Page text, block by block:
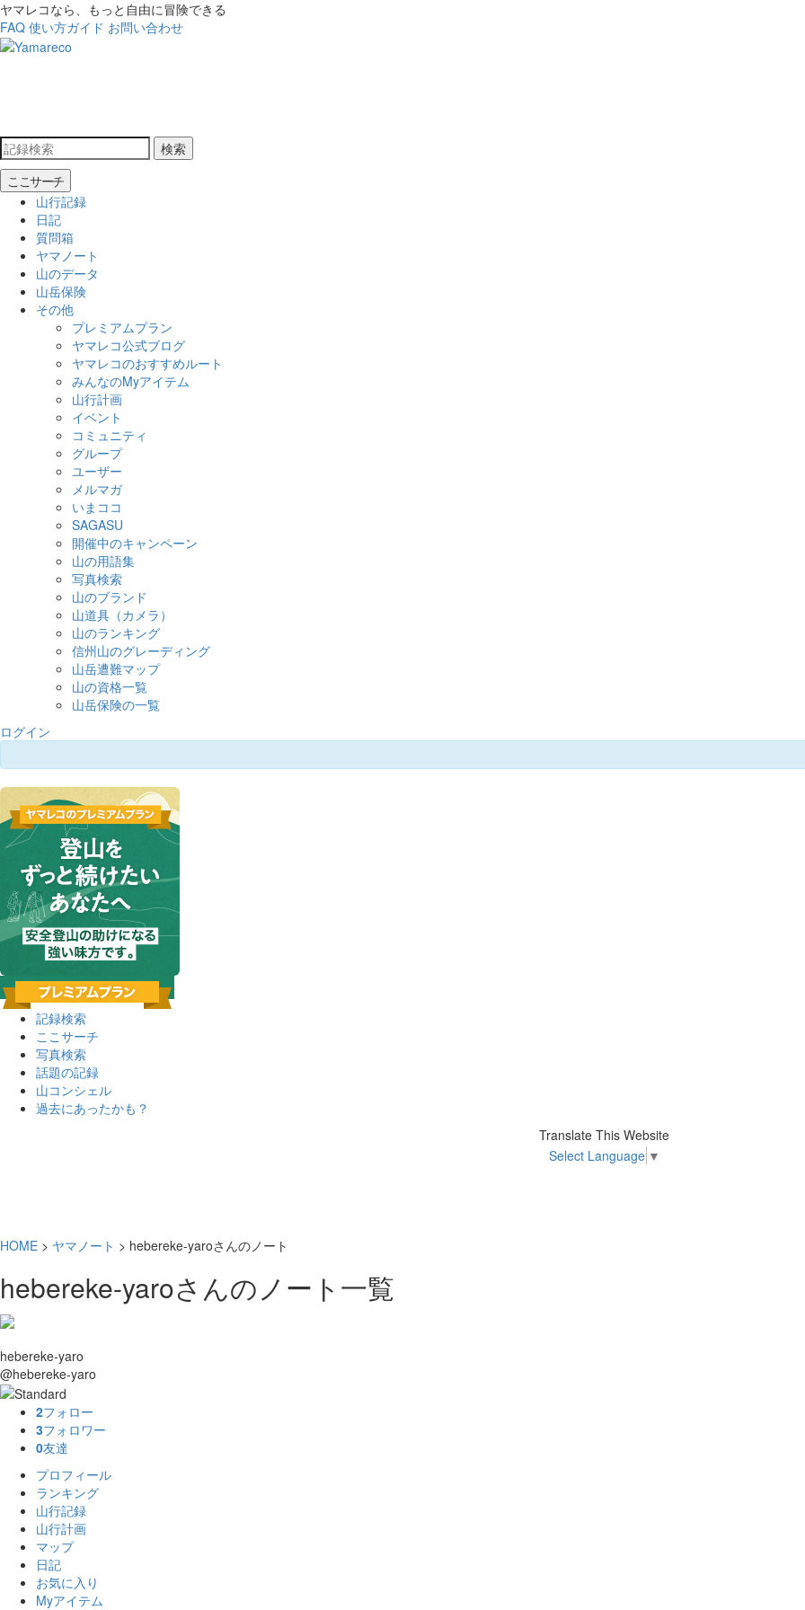
ヤマレコなら、もっと自由に冒険できる
FAQ 使い方ガイド お問い合わせ
検索
ここサーチ
山行記録
日記
質問箱
ヤマノート
山のデータ
山岳保険
その他
プレミアムプラン
ヤマレコ公式ブログ
ヤマレコのおすすめルート
みんなのMyアイテム
山行計画
イベント
コミュニティ
グループ
ユーザー
メルマガ
いまココ
SAGASU
開催中のキャンペーン
山の用語集
写真検索
山のブランド
山道具（カメラ）
山のランキング
信州山のグレーディング
山岳遭難マップ
山の資格一覧
山岳保険の一覧
ログイン
記録検索
ここサーチ
写真検索
話題の記録
山コンシェル
過去にあったかも？
Translate This Website
Select Language ▼
HOME > ヤマノート > hebereke-yaroさんのノート
hebereke-yaroさんのノート一覧
hebereke-yaro
@hebereke-yaro
2フォロー
3フォロワー
0友達
プロフィール
ランキング
山行記録
山行計画
マップ
日記
お気に入り
Myアイテム